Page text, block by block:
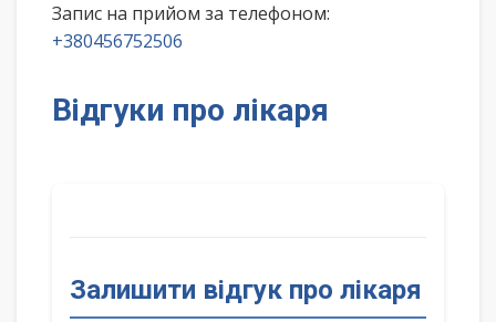
Запис на прийом за телефоном:
+380456752506
Відгуки про лікаря
Залишити відгук про лікаря